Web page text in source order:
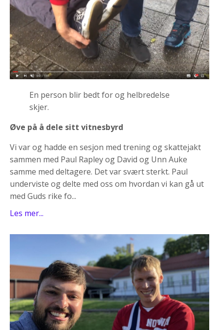
En person blir bedt for og helbredelse
skjer.
Øve på å dele sitt vitnesbyrd
Vi var og hadde en sesjon med trening og skattejakt
sammen med Paul Rapley og David og Unn Auke
samme med deltagere. Det var svært sterkt. Paul
underviste og delte med oss om hvordan vi kan gå ut
med Guds rike fo...
Les mer...